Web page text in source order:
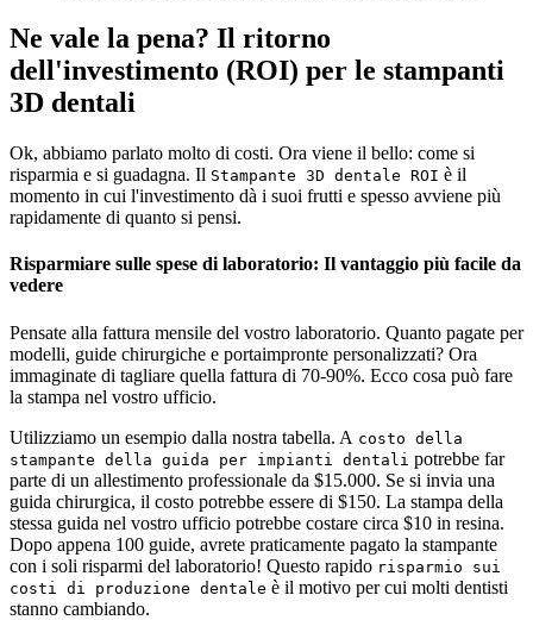
Ne vale la pena? Il ritorno
dell'investimento (ROI) per le stampanti
3D dentali
Ok, abbiamo parlato molto di costi. Ora viene il bello: come si
risparmia e si guadagna. Il Stampante 3D dentale ROI è il
momento in cui l'investimento dà i suoi frutti e spesso avviene più
rapidamente di quanto si pensi.
Risparmiare sulle spese di laboratorio: Il vantaggio più facile da
vedere
Pensate alla fattura mensile del vostro laboratorio. Quanto pagate per
modelli, guide chirurgiche e portaimpronte personalizzati? Ora
immaginate di tagliare quella fattura di 70-90%. Ecco cosa può fare
la stampa nel vostro ufficio.
Utilizziamo un esempio dalla nostra tabella. A costo della
stampante della guida per impianti dentali potrebbe far
parte di un allestimento professionale da $15.000. Se si invia una
guida chirurgica, il costo potrebbe essere di $150. La stampa della
stessa guida nel vostro ufficio potrebbe costare circa $10 in resina.
Dopo appena 100 guide, avrete praticamente pagato la stampante
con i soli risparmi del laboratorio! Questo rapido risparmio sui
costi di produzione dentale è il motivo per cui molti dentisti
stanno cambiando.